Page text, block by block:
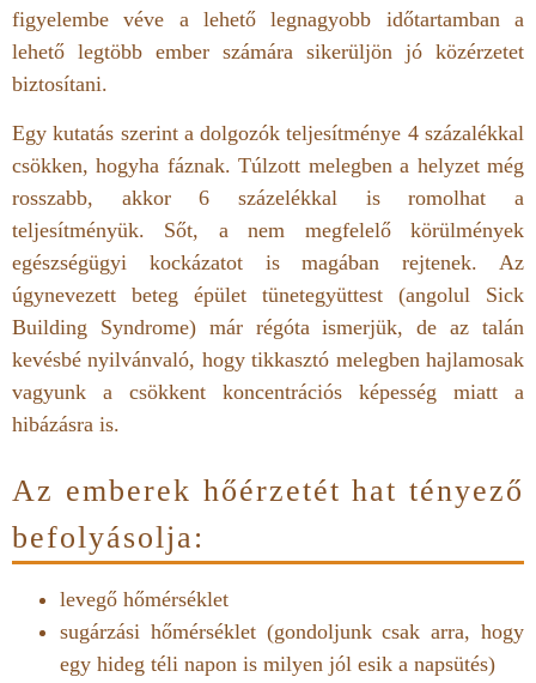
figyelembe véve a lehető legnagyobb időtartamban a
lehető legtöbb ember számára sikerüljön jó közérzetet
biztosítani.
Egy kutatás szerint a dolgozók teljesítménye 4 százalékkal
csökken, hogyha fáznak. Túlzott melegben a helyzet még
rosszabb, akkor 6 százelékkal is romolhat a
teljesítményük. Sőt, a nem megfelelő körülmények
egészségügyi kockázatot is magában rejtenek. Az
úgynevezett beteg épület tünetegyüttest (angolul Sick
Building Syndrome) már régóta ismerjük, de az talán
kevésbé nyilvánvaló, hogy tikkasztó melegben hajlamosak
vagyunk a csökkent koncentrációs képesség miatt a
hibázásra is.
Az emberek hőérzetét hat tényező
befolyásolja:
levegő hőmérséklet
sugárzási hőmérséklet (gondoljunk csak arra, hogy
egy hideg téli napon is milyen jól esik a napsütés)